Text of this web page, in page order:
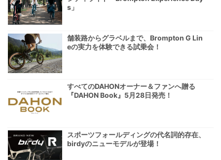
s」
舗装路からグラベルまで、Brompton G Lin
eの実力を体験できる試乗会！
すべてのDAHONオーナー＆ファンへ贈る
『DAHON Book』5月28日発売！
スポーツフォールディングの代名詞的存在、
birdyのニューモデルが登場！